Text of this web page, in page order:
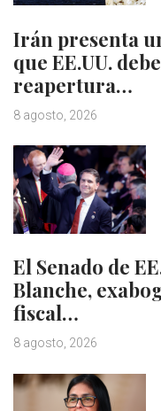
Irán presenta
que EE.UU.
reapertura…
8 agosto, 2026
El Senado de
Blanche,
fiscal…
8 agosto, 2026